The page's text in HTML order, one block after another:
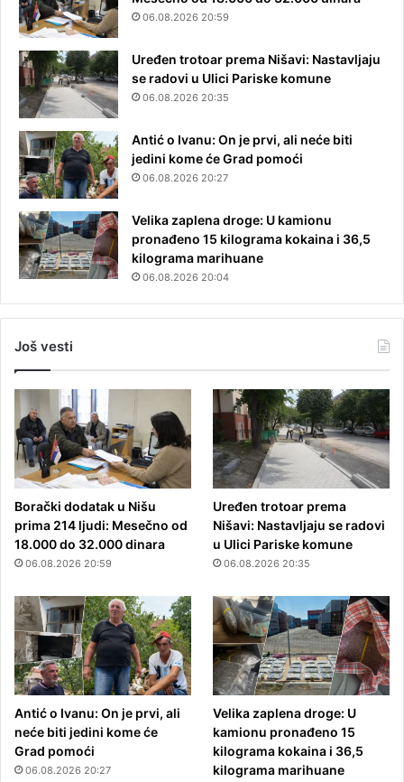
06.08.2026 20:59
Uređen trotoar prema Nišavi: Nastavljaju
se radovi u Ulici Pariske komune
06.08.2026 20:35
Antić o Ivanu: On je prvi, ali neće biti
jedini kome će Grad pomoći
06.08.2026 20:27
Velika zaplena droge: U kamionu
pronađeno 15 kilograma kokaina i 36,5
kilograma marihuane
06.08.2026 20:04
Još vesti
Borački dodatak u Nišu
prima 214 ljudi: Mesečno od
18.000 do 32.000 dinara
06.08.2026 20:59
Uređen trotoar prema
Nišavi: Nastavljaju se radovi
u Ulici Pariske komune
06.08.2026 20:35
Antić o Ivanu: On je prvi, ali
neće biti jedini kome će
Grad pomoći
06.08.2026 20:27
Velika zaplena droge: U
kamionu pronađeno 15
kilograma kokaina i 36,5
kilograma marihuane